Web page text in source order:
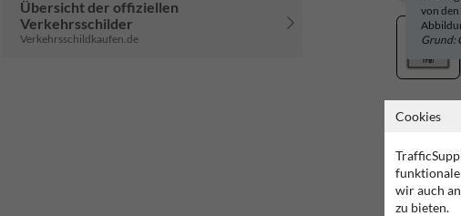
Übersicht der offiziellen
Verkehrsschilder
Verkehrsschildkaufen.de
von den
Grund:
Cookies
wir auch
zu bieten.